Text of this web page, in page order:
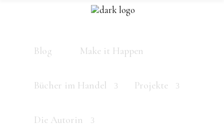
Blog Make it Happen
Bücher im Handel Projekte
Die Autorin